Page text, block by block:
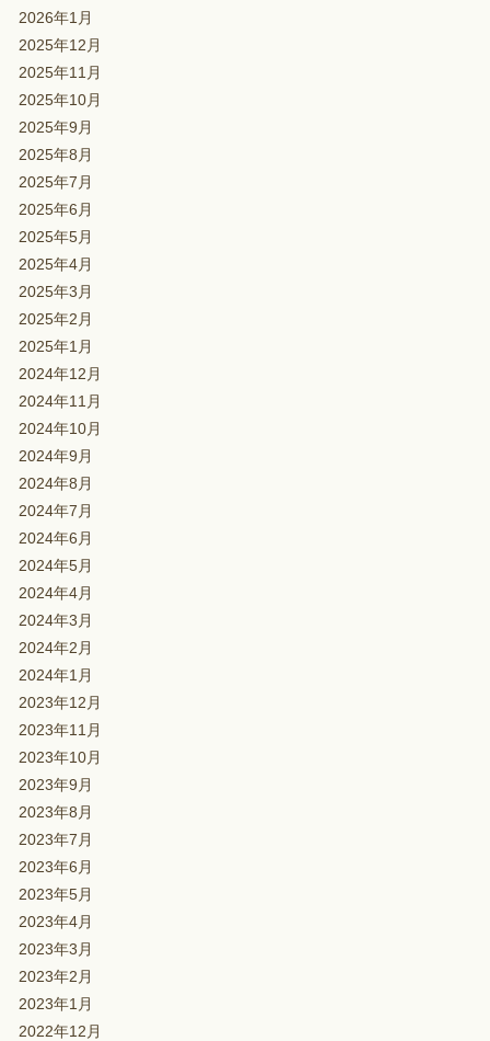
2026年1月
2025年12月
2025年11月
2025年10月
2025年9月
2025年8月
2025年7月
2025年6月
2025年5月
2025年4月
2025年3月
2025年2月
2025年1月
2024年12月
2024年11月
2024年10月
2024年9月
2024年8月
2024年7月
2024年6月
2024年5月
2024年4月
2024年3月
2024年2月
2024年1月
2023年12月
2023年11月
2023年10月
2023年9月
2023年8月
2023年7月
2023年6月
2023年5月
2023年4月
2023年3月
2023年2月
2023年1月
2022年12月